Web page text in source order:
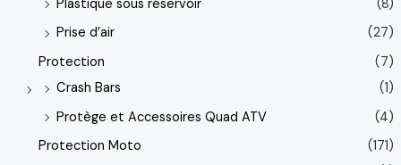
Plastique sous réservoir
(8)
Prise d’air
(27)
Protection
(7)
Crash Bars
(1)
Protège et Accessoires Quad ATV
(4)
Protection Moto
(171)